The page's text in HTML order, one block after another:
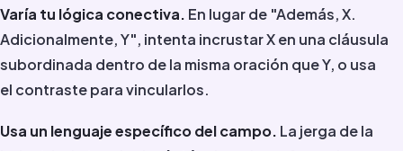
Varía tu lógica conectiva. En lugar de "Además, X.
Adicionalmente, Y", intenta incrustar X en una cláusula
subordinada dentro de la misma oración que Y, o usa
el contraste para vincularlos.
Usa un lenguaje específico del campo. La jerga de la